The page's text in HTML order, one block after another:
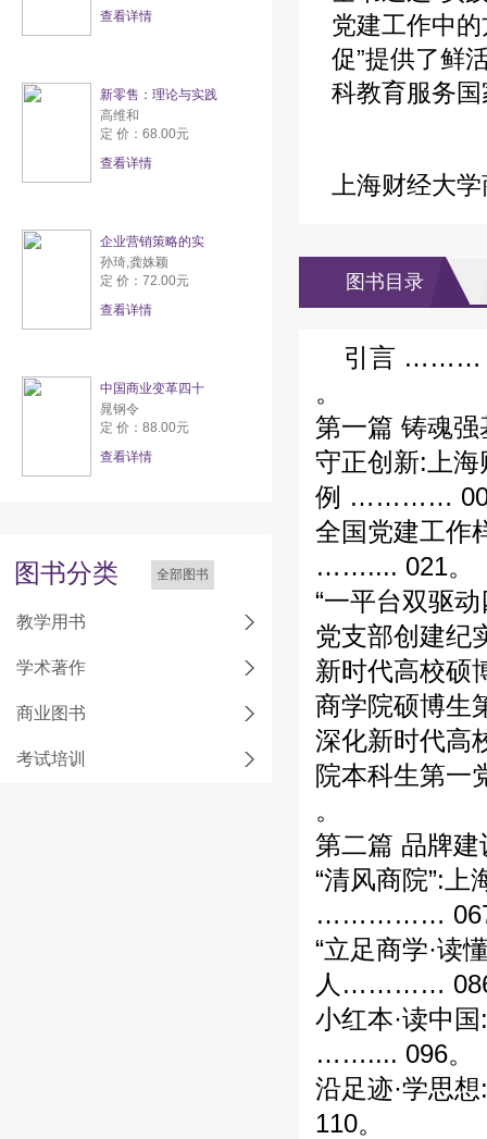
查看详情
新零售：理论与实践
高维和
定 价：68.00元
查看详情
企业营销策略的实
孙琦,龚姝颖
定 价：72.00元
查看详情
中国商业变革四十
晁钢令
定 价：88.00元
查看详情
图书分类 全部图书
教学用书
学术著作
商业图书
考试培训
党建工作中
促”提供了鲜
科教育服务
上海财经大
图书目录
引言 ………
。
第一篇 铸魂
守正创新:上
例 …………
全国党建工作
…….... 021。
“一平台双驱
党支部创建
新时代高校
商学院硕博
深化新时代
院本科生第
。
第二篇 品牌
“清风商院”:
……………
“立足商学·读
人…………
小红本·读中
…….... 096。
沿足迹·学思
110。